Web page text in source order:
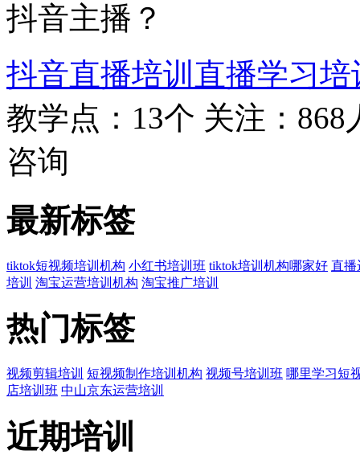
抖音主播？
抖音直播培训 直播学习培
教学点：13个 关注：868
咨询
最新标签
tiktok短视频培训机构 小红书培训班 tiktok培训机构哪家好 直播
培训 淘宝运营培训机构 淘宝推广培训
热门标签
视频剪辑培训 短视频制作培训机构 视频号培训班 哪里学习短
店培训班 中山京东运营培训
近期培训